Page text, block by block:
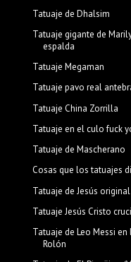
Tatuaje de Dhalsim
Tatuaje gigante de
espalda
Tatuaje Megaman
Tatuaje pavo real
Tatuaje China Zorrilla
Tatuaje en el culo fuck
Tatuaje de Mascherano
Cosas que los tatuajes
Tatuaje de Jesús original
Tatuaje Jesús Cristo
Tatuaje de Leo Messi
Rolón